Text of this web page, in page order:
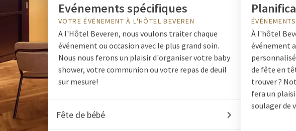
Evénements spécifiques
VOTRE ÉVÉNEMENT À L'HÔTEL BEVEREN
A l'Hôtel Beveren, nous voulons traiter chaque
événement ou occasion avec le plus grand soin.
Nous nous ferons un plaisir d'organiser votre baby
shower, votre communion ou votre repas de deuil
sur mesure!
Fête de bébé
À l'hôtel
événement
de fête en
trouver ?
fera un
soulager de